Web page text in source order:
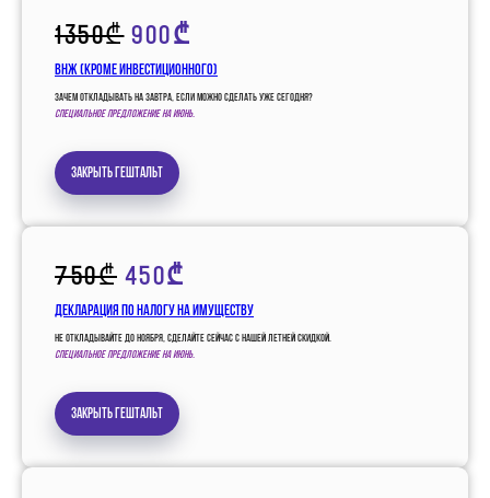
1350₾ 900₾
ВНЖ (кроме инвестиционного)
Зачем откладывать на завтра, если можно сделать уже сегодня?
Специальное предложение на июнь.
Закрыть гештальт
750₾ 450₾
Декларация по налогу на имуществу
Не откладывайте до ноября, сделайте сейчас с нашей летней скидкой.
Специальное предложение на июнь.
Закрыть гештальт